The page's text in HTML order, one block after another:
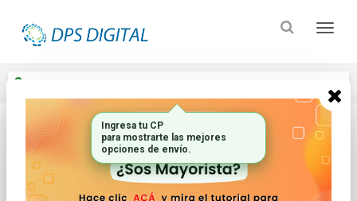
Inicio Controles Remotos Lcd Led Smart Tv
Ingresa tu CP
para mostrarte las mejores
opciones de envío.